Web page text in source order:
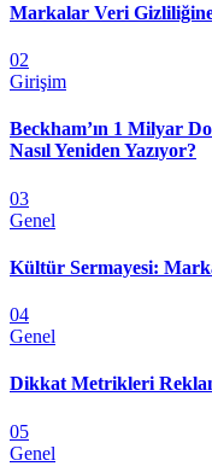
Markalar Veri Gizliliğine
02
Girişim
Beckham’ın 1 Milyar
Nasıl Yeniden Yazıyor?
03
Genel
Kültür Sermayesi:
04
Genel
Dikkat Metrikleri
05
Genel